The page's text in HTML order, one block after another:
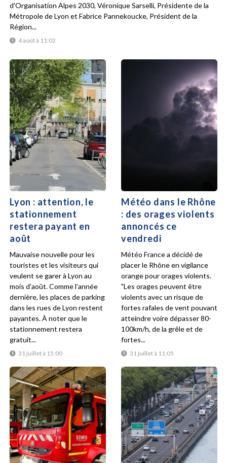
4 août à 11:02
d'Organisation Alpes 2030, Véronique Sarselli, Présidente de la
Métropole de Lyon et Fabrice Pannekoucke, Président de la
Région...
Lyon : attention, le
stationnement
restera payant en
août
31 juillet à 15:00
Mauvaise nouvelle pour les
touristes et les visiteurs qui
veulent se garer à Lyon au
mois d'août. Comme l'année
dernière, les places de parking
dans les rues de Lyon restent
payantes. À noter que le
stationnement restera
gratuit...
Météo dans le Rhône
: des orages violents
annoncés ce
vendredi
31 juillet à 11:05
Météo France a décidé de
placer le Rhône en vigilance
orange pour orages violents.
"Les orages peuvent être
violents avec un risque de
fortes rafales de vent pouvant
atteindre voire dépasser 80-
100km/h, de la grêle et de
fortes...